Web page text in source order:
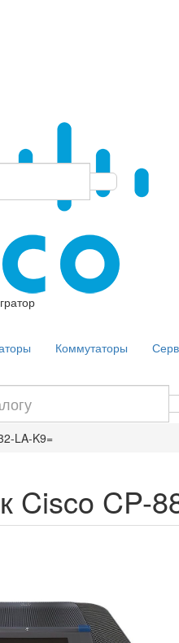
Коммутаторы
LA-K9=
Cisco CP-